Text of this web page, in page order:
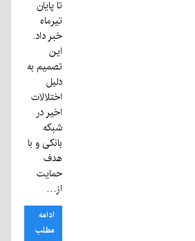
تا پایان
تیرماه
خبر داد.
این
تصمیم به
دلیل
اختلالات
اخیر در
شبکه
بانکی و با
هدف
حمایت
از…
ادامه
مطلب